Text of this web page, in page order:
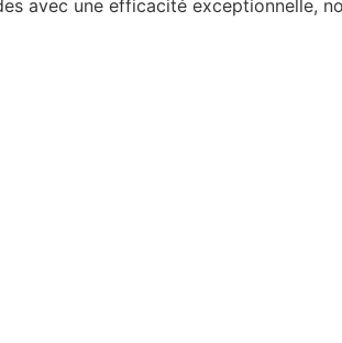
avec une efficacité exceptionnelle,